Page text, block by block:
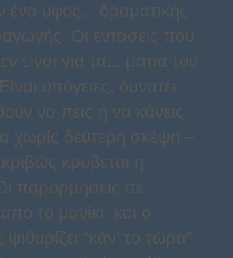
ένα ύφος... δραματικής
Οι εντάσεις που
είναι για τα... μάτια του
υπόγειες, δυνατές
να πεις ή να κάνεις
χωρίς δεύτερη σκέψη –
κρύβεται η
παρορμήσεις σε
το μανίκι, και ο
“κάν’ το τώρα”,